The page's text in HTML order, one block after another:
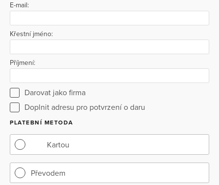
E-mail:
Křestní jméno:
Příjmení:
Darovat jako firma
Doplnit adresu pro potvrzení o daru
PLATEBNÍ METODA
Kartou
Převodem